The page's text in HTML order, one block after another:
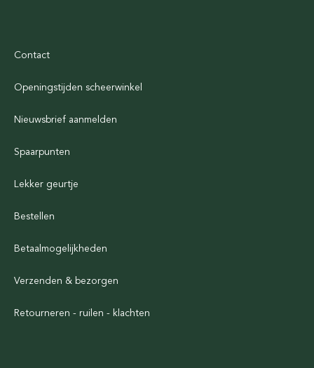
Contact
Openingstijden scheerwinkel
Nieuwsbrief aanmelden
Spaarpunten
Lekker geurtje
Bestellen
Betaalmogelijkheden
Verzenden & bezorgen
Retourneren - ruilen - klachten